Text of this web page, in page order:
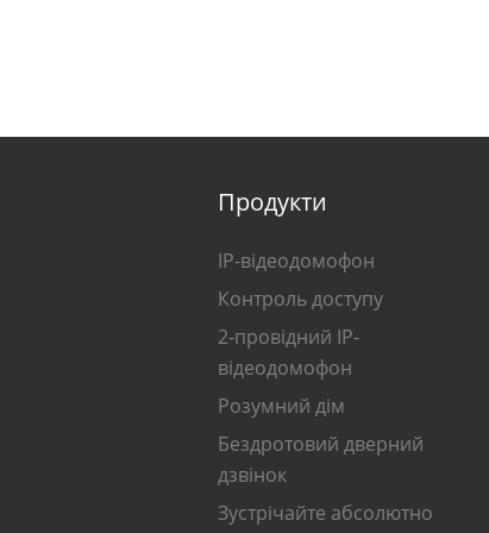
Продукти
IP-відеодомофон
Контроль доступу
2-провідний IP-
відеодомофон
Розумний дім
Бездротовий дверний
дзвінок
Зустрічайте абсолютно